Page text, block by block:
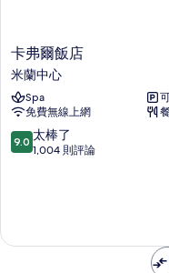
卡
弗
爾
飯
店
米
蘭
卡弗爾飯店
米蘭中心
Spa
免費無線上網
9.0
分，
棒
9.0 太棒了
1,004 則評論